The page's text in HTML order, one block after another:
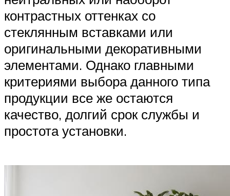
контрастных оттенках со
стеклянным вставками или
оригинальными декоративными
элементами. Однако главными
критериями выбора данного типа
продукции все же остаются
качество, долгий срок службы и
простота установки.